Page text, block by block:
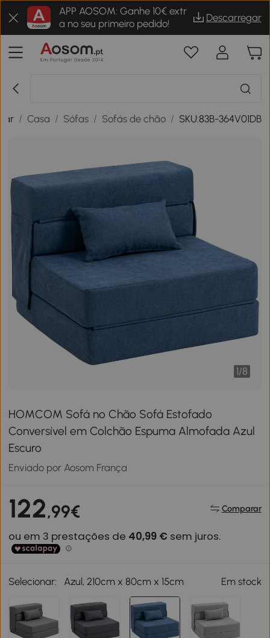
APP AOSOM: Ganhe 10€ extr
a no seu primeiro pedido!
Descarregar
/ Casa / Sófas / Sofás de chão / SKU:83B-364V01DB
1/8
HOMCOM Sofá no Chão Sofá Estofado
Conversível em Colchão Espuma Almofada Azul
Escuro
Enviado por Aosom França
122,99€ Comparar
Selecionar: Azul, 210cm x 80cm x 15cm Em stock